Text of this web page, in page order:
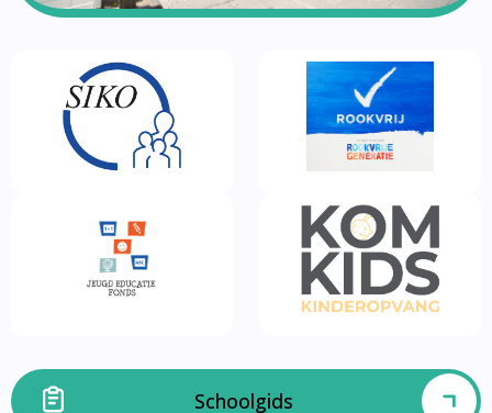
Schoolgids